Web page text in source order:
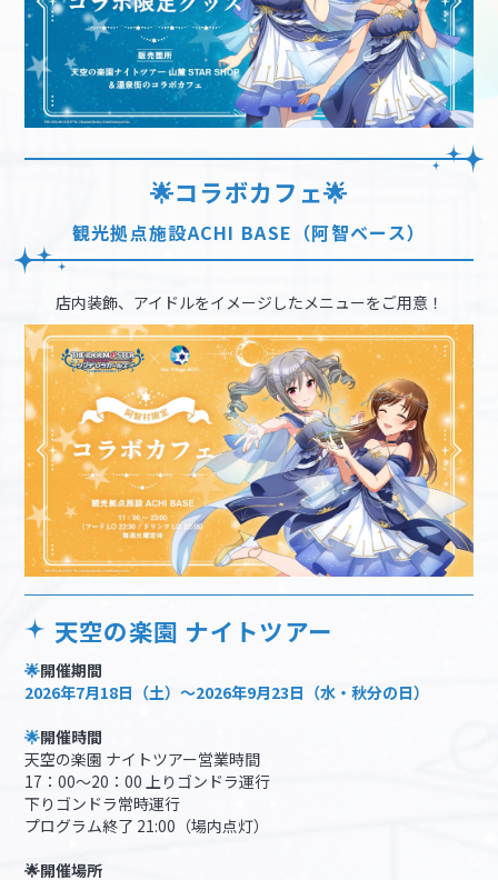
🌟コラボカフェ🌟
観光拠点施設ACHI BASE（阿智ベース）
店内装飾、アイドルをイメージしたメニューをご用意！
天空の楽園 ナイトツアー
🌟開催期間
2026年7月18日（土）～2026年9月23日（水・秋分の日）
🌟開催時間
天空の楽園 ナイトツアー営業時間
17：00～20：00 上りゴンドラ運行
下りゴンドラ常時運行
プログラム終了 21:00（場内点灯）
🌟開催場所